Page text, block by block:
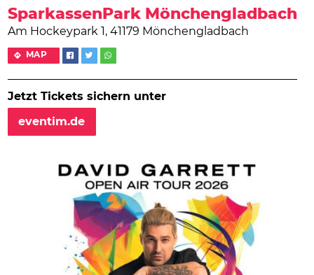
SparkassenPark Mönchengladbach
Am Hockeypark 1, 41179 Mönchengladbach
MAP
Jetzt Tickets sichern unter
eventim.de